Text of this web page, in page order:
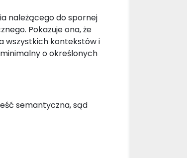
należącego do spornej
Pokazuje ona, że
wszystkich kontekstów i
minimalny o określonych
semantyczna, sąd